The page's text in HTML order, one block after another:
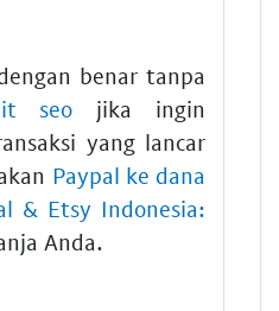
benar tanpa
seo jika ingin
yang lancar
Paypal ke dana
& Etsy Indonesia:
Anda.